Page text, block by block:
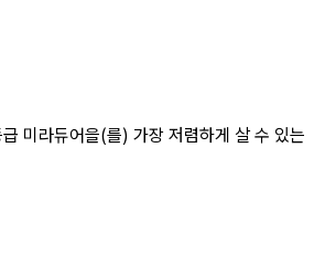
미라듀어을(를) 가장 저렴하게 살 수 있는